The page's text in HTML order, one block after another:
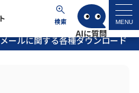
検索 MENU
ページ
ールに関する各種ダウンロード